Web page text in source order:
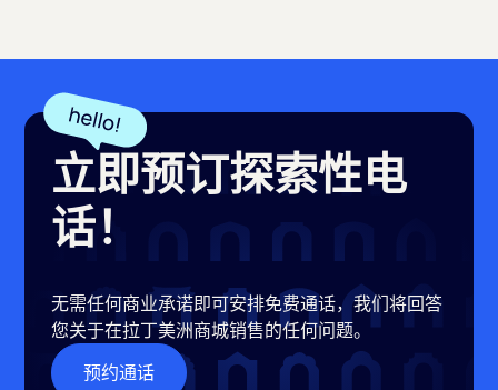
立即预订探索性电
话！
无需任何商业承诺即可安排免费通话，我们将回答
您关于在拉丁美洲商城销售的任何问题。
预约通话